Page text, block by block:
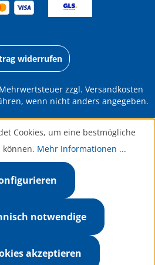
widerrufen
zzgl. Versandkosten
wenn nicht anders angegeben.
Cookies, um eine bestmögliche
Mehr Informationen ...
notwendige
akzeptieren